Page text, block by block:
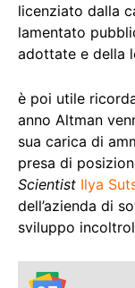
licenziato dalla
lamentato
adottate e della
è poi utile
anno Altman
sua carica di
presa di
Scientist Ilya
dell’azienda di
sviluppo